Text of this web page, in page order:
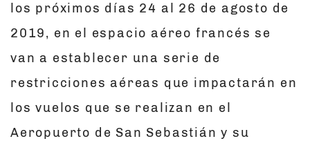
los próximos días 24 al 26 de agosto de
2019, en el espacio aéreo francés se
van a establecer una serie de
restricciones aéreas que impactarán en
los vuelos que se realizan en el
Aeropuerto de San Sebastián y su